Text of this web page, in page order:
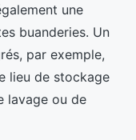
une
buanderies. Un
par exemple,
lieu de stockage
lavage ou de